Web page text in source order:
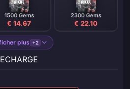
1500 Gems
€ 14.67
2300 Gems
€ 22.10
plus +2